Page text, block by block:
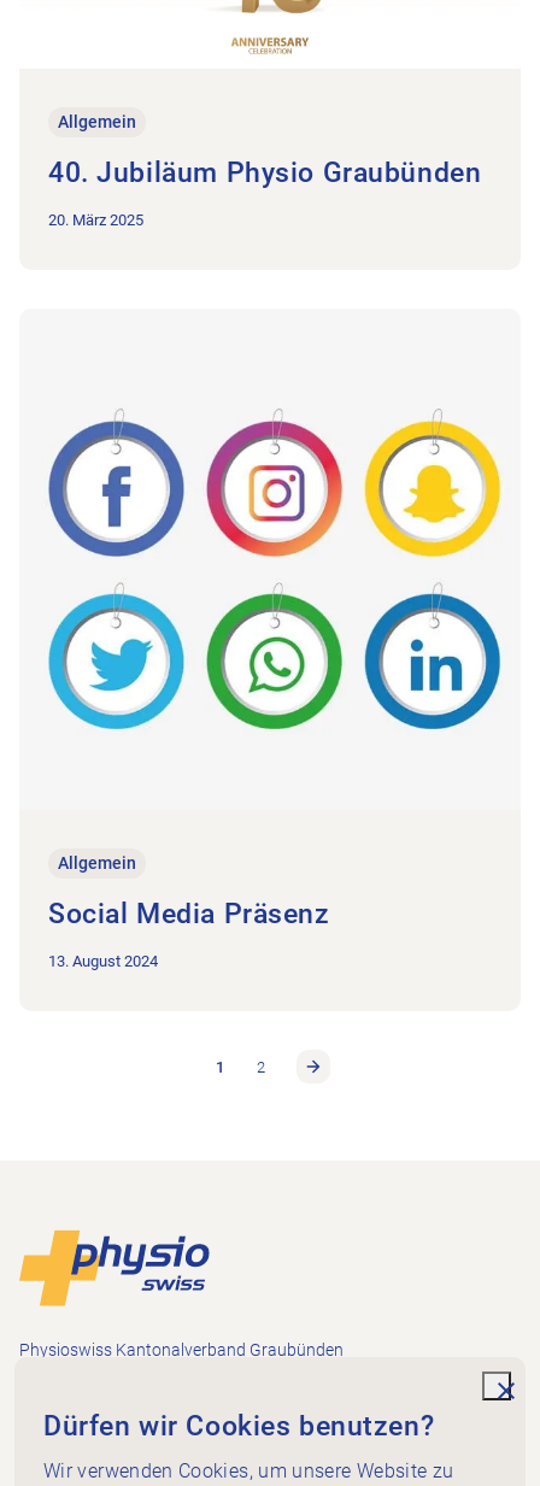
Allgemein
40. Jubiläum Physio Graubünden
20. März 2025
Allgemein
Social Media Präsenz
13. August 2024
1 2
Footer
Physioswiss Kantonalverband Graubünden
+41 81 633 17 17
sekretariat@gr.physioswiss.ch
Dürfen wir Cookies benutzen?
Wir verwenden Cookies, um unsere Website zu